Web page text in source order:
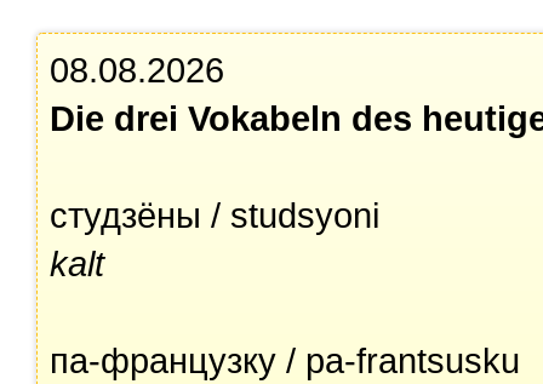
08.08.2026
Die drei Vokabeln des
студзёны / studsyoni
kalt
па-французку / pa-frantsusku